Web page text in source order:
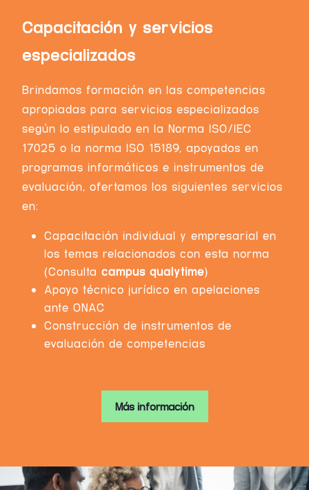
Capacitación y servicios
especializados
Brindamos formación en las competencias
apropiadas para servicios especializados
según lo estipulado en la Norma ISO/IEC
17025 o la norma ISO 15189, apoyados en
programas informáticos e instrumentos de
evaluación, ofertamos los siguientes servicios
en:
Capacitación individual y empresarial en
los temas relacionados con esta norma
(Consulta campus qualytime)
Apoyo técnico jurídico en apelaciones
ante ONAC
Construcción de instrumentos de
evaluación de competencias
Más información